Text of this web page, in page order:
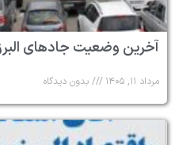
آخرین وضعیت جادهای
مرداد ۱۱, ۱۴۰۵ بدون دیدگاه